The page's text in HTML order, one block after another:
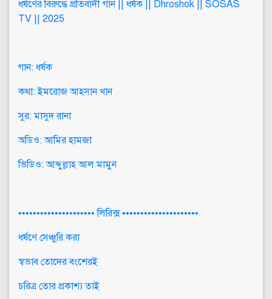
ধর্ষণের বিরুদ্ধে প্রতিবাদী গান || ধর্ষক || Dhroshok || SOSAS
TV || 2025
গান: ধর্ষক
কথা: ইমরোজ আহসান খান
সুর: মাসুদ রানা
অডিও: আমির হামজা
ভিডিও: আব্দুল্লাহ আল মামুন
••••••••••••••••••••• লিরিক্স •••••••••••••••••••••
ধর্ষণে সেঞ্চুরি করা
স্বভাব তোদের বংশেরই
চরিত্র তোর প্রকাশ্য তাই